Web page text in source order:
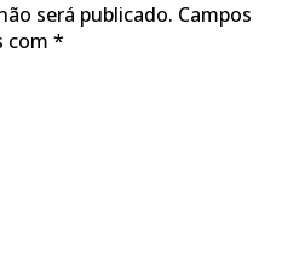
será publicado. Campos
com *